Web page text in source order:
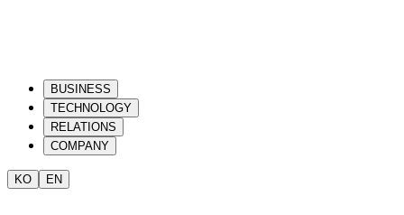
BUSINESS
TECHNOLOGY
RELATIONS
COMPANY
KO EN